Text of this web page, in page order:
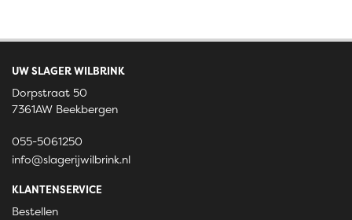
UW SLAGER WILBRINK
Dorpstraat 50
7361AW Beekbergen
055-5061250
info@slagerijwilbrink.nl
KLANTENSERVICE
Bestellen